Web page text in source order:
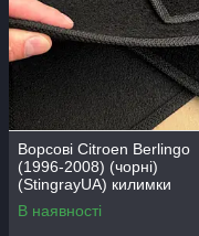
Ворсові Citroen Berlingo
(1996-2008) (чорні)
(StingrayUA) килимки
текстильні в салон авто
В наявності